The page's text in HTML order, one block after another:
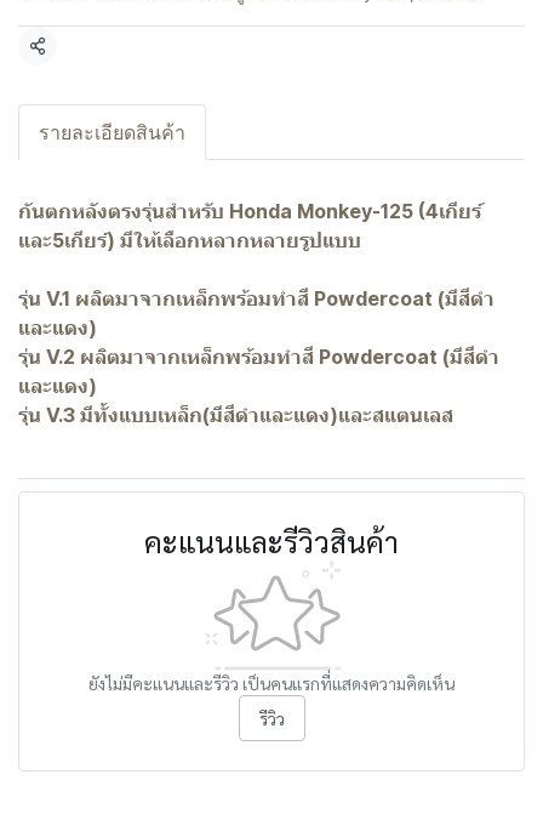
แชร์
รายละเอียดสินค้า
กันตกหลังตรงรุ่นสำหรับ Honda Monkey-125 (4เกียร์
และ5เกียร์) มีให้เลือกหลากหลายรูปแบบ
รุ่น V.1 ผลิตมาจากเหล็กพร้อมทำสี Powdercoat (มีสีดำ
และแดง)
รุ่น V.2 ผลิตมาจากเหล็กพร้อมทำสี Powdercoat (มีสีดำ
และแดง)
รุ่น V.3 มีทั้งแบบเหล็ก(มีสีดำและแดง)และสแตนเลส
คะแนนและรีวิวสินค้า
ยังไม่มีคะแนนและรีวิว เป็นคนแรกที่แสดงความคิดเห็น
รีวิว